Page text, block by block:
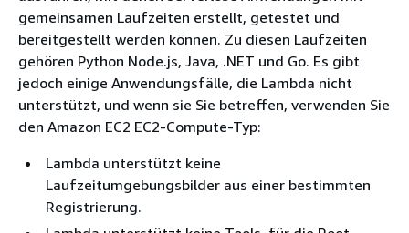
gemeinsamen Laufzeiten erstellt, getestet und
bereitgestellt werden können. Zu diesen Laufzeiten
gehören Python Node.js, Java, .NET und Go. Es gibt
jedoch einige Anwendungsfälle, die Lambda nicht
unterstützt, und wenn sie Sie betreffen, verwenden Sie
den Amazon EC2 EC2-Compute-Typ:
Lambda unterstützt keine
Laufzeitumgebungsbilder aus einer bestimmten
Registrierung.